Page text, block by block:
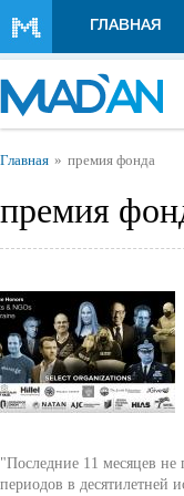
ГЛАВНАЯ
Вы здесь
Главная премия фонда
премия
"Последние 11 месяцев
периодов в десятилетней